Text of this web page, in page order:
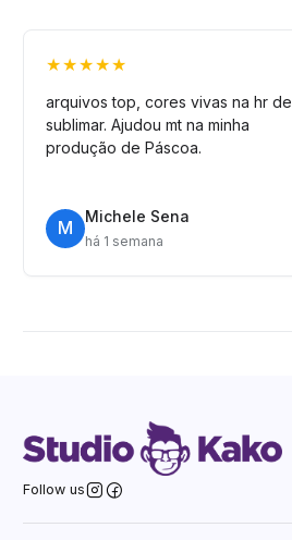
★★★★★
arquivos top, cores vivas na hr de
sublimar. Ajudou mt na minha
produção de Páscoa.
M
Michele Sena
há 1 semana
Follow us